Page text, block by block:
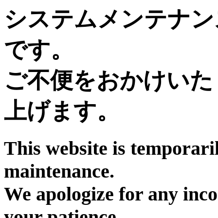
システムメンテナ
です。
ご不便をおかけい
上げます。
This website is
maintenance.
We apologize for any